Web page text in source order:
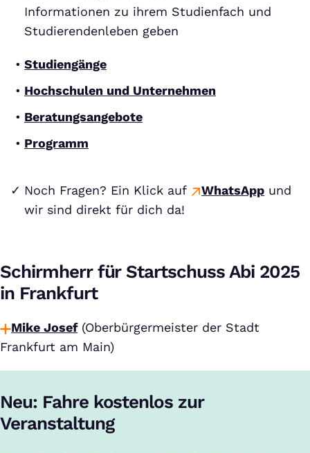
Informationen zu ihrem Studienfach und
Studierendenleben geben
Studiengänge
Hochschulen und Unternehmen
Beratungsangebote
Programm
Noch Fragen? Ein Klick auf WhatsApp und
wir sind direkt für dich da!
Schirmherr für Startschuss Abi 2025
in Frankfurt
Mike Josef(Oberbürgermeister der Stadt
Frankfurt am Main)
Neu: Fahre kostenlos zur
Veranstaltung